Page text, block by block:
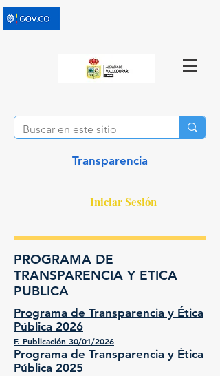
Transparencia
Iniciar Sesión
PROGRAMA DE
TRANSPARENCIA Y ETICA
PUBLICA
Programa de Transparencia y Ética
Pública 2026
F. Publicación 30/01/2026
Programa de Transparencia y Ética
Pública 2025